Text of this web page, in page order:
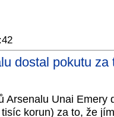
dostal pokutu
Arsenalu Unai
korun) za to, že